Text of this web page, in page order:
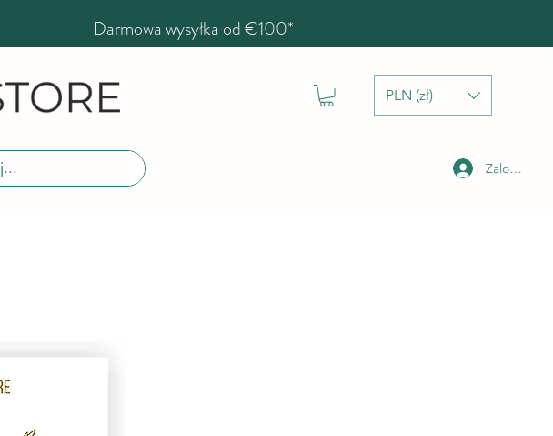
Darmowa wysyłka od €100*
PLN (zł)
Zaloguj się